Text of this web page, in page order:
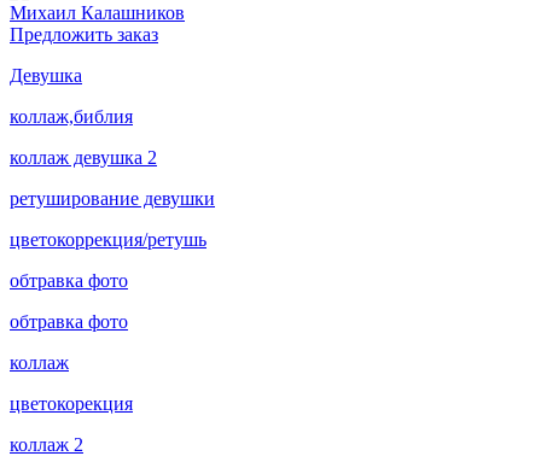
Михаил Калашников
Предложить заказ
Девушка
коллаж,библия
коллаж девушка 2
ретуширование девушки
цветокоррекция/ретушь
обтравка фото
обтравка фото
коллаж
цветокорекция
коллаж 2